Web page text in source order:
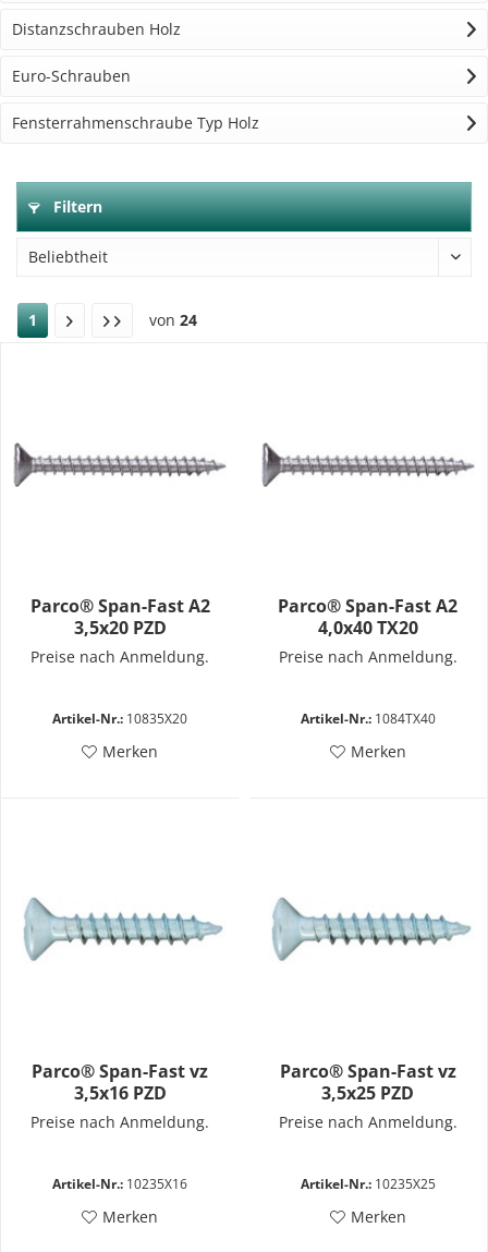
Distanzschrauben Holz
Euro-Schrauben
Fensterrahmenschraube Typ Holz
Filtern
1 von 24
Parco® Span-Fast A2
3,5x20 PZD
Preise nach Anmeldung.
Artikel-Nr.: 10835X20
Merken
Parco® Span-Fast A2
4,0x40 TX20
Preise nach Anmeldung.
Artikel-Nr.:1084TX40
Merken
Parco® Span-Fast vz
3,5x16 PZD
Preise nach Anmeldung.
Artikel-Nr.: 10235X16
Merken
Parco® Span-Fast vz
3,5x25 PZD
Preise nach Anmeldung.
Artikel-Nr.:10235X25
Merken